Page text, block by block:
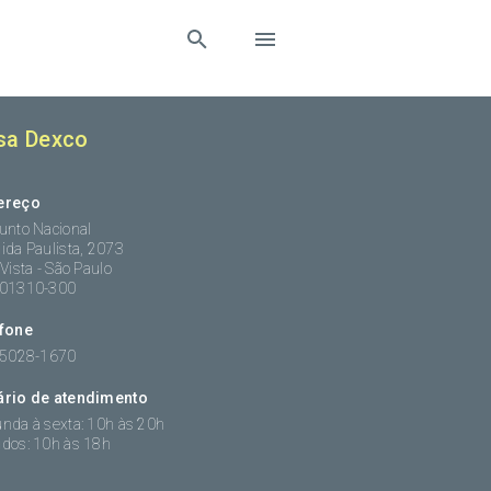
Dexco
Nacional
Paulista, 2073
- São Paulo
300
1670
de atendimento
à sexta: 10h às 20h
10h às 18h